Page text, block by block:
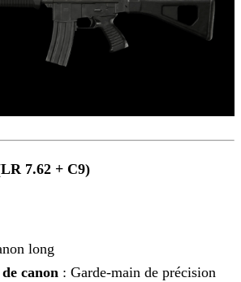
7.62 + C9)
long
canon : Garde-main de précision